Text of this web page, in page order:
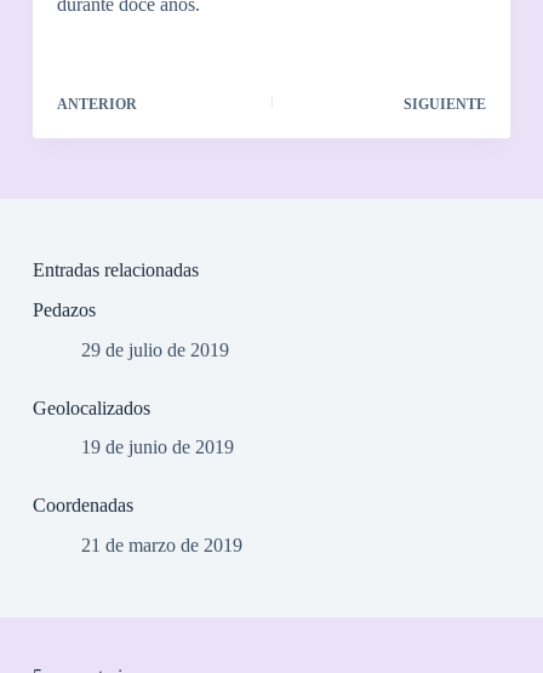
durante doce años.
ANTERIOR SIGUIENTE
Entradas relacionadas
Pedazos
29 de julio de 2019
Geolocalizados
19 de junio de 2019
Coordenadas
21 de marzo de 2019